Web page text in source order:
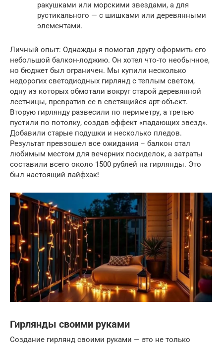
ракушками или морскими звездами, а для
рустикального — с шишками или деревянными
элементами.
Личный опыт: Однажды я помогал другу оформить его
небольшой балкон-лоджию. Он хотел что-то необычное,
но бюджет был ограничен. Мы купили несколько
недорогих светодиодных гирлянд с теплым светом,
одну из которых обмотали вокруг старой деревянной
лестницы, превратив ее в светящийся арт-объект.
Вторую гирлянду развесили по периметру, а третью
пустили по потолку, создав эффект «падающих звезд».
Добавили старые подушки и несколько пледов.
Результат превзошел все ожидания – балкон стал
любимым местом для вечерних посиделок, а затраты
составили всего около 1500 рублей на гирлянды. Это
был настоящий лайфхак!
Гирлянды своими руками
Создание гирлянд своими руками — это не только